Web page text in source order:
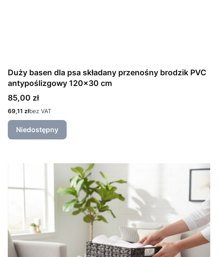
Duży basen dla psa składany przenośny brodzik PVC
antypoślizgowy 120x30 cm
Cena
85,00 zł
Cena
69,11 złbez VAT
Niedostępny